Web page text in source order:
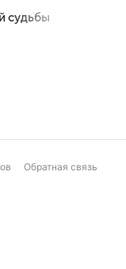
судьбы
Обратная связь